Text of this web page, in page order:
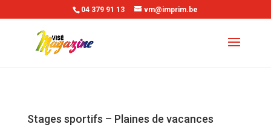
04 379 91 13 vm@imprim.be
Stages sportifs – Plaines de vacances